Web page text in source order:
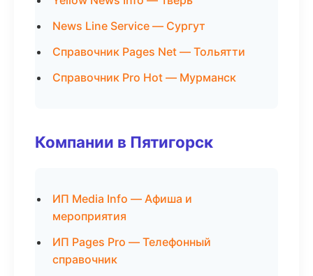
News Line Service — Сургут
Справочник Pages Net — Тольятти
Справочник Pro Hot — Мурманск
Компании в Пятигорск
ИП Media Info — Афиша и
мероприятия
ИП Pages Pro — Телефонный
справочник